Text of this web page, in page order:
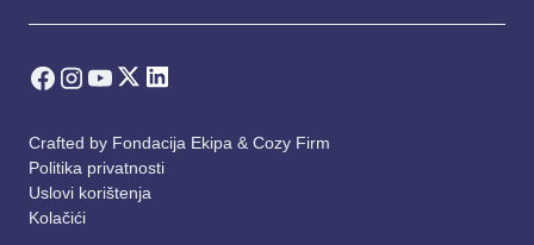
Crafted by Fondacija Ekipa & Cozy Firm
Politika privatnosti
Uslovi korištenja
Kolačići